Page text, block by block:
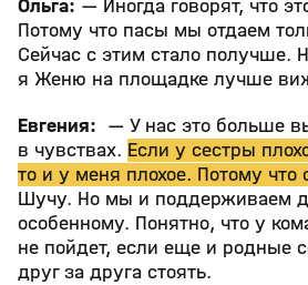
Ольга: — Иногда говорят, что
Потому что пасы мы отдаем
Сейчас с этим стало получше.
я Женю на площадке лучше
Евгения: — У нас это больше
в чувствах. Если у сестры
то и у меня плохое. Потому что
Шучу. Но мы и поддерживаем
особенному. Понятно, что у
не пойдет, если еще и родные
друг за друга стоять.